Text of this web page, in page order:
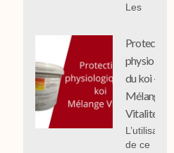
Les
Protection
du koi -
Mélange
Vitalité
L’utilisation
de ce